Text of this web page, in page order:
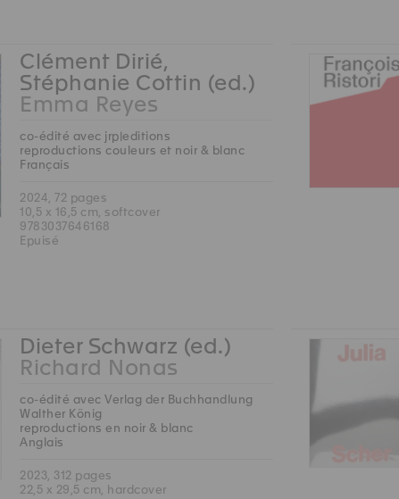
Clément Dirié,
Stéphanie Cottin (ed.)
Emma Reyes
co-édité avec jrp|editions
reproductions couleurs et noir & blanc
Français
2024, 72 pages
10,5 x 16,5 cm, softcover
9783037646168
Epuisé
Dieter Schwarz (ed.)
Richard Nonas
co-édité avec Verlag der Buchhandlung
Walther König
reproductions en noir & blanc
Anglais
2023, 312 pages
22,5 x 29,5 cm, hardcover